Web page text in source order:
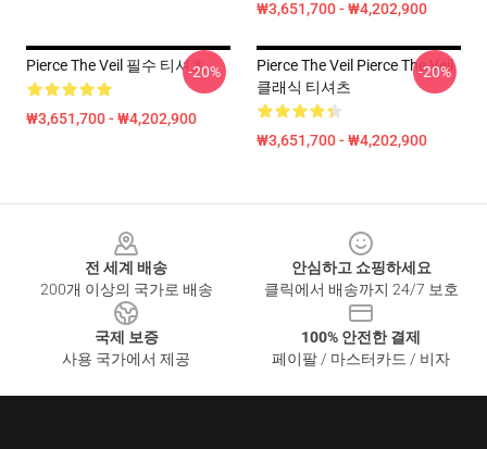
₩3,651,700 - ₩4,202,900
Pierce The Veil 필수 티셔츠
₩3,651,700 - ₩4,202,900
-20%
Pierce The Veil Pierce The Veil
클래식 티셔츠
₩3,651,700 - ₩4,202,900
-20%
전 세계 배송
200개 이상의 국가로 배송
안심하고 쇼핑하세요
클릭에서 배송까지 24/7 보호
국제 보증
사용 국가에서 제공
100% 안전한 결제
페이팔 / 마스터카드 / 비자